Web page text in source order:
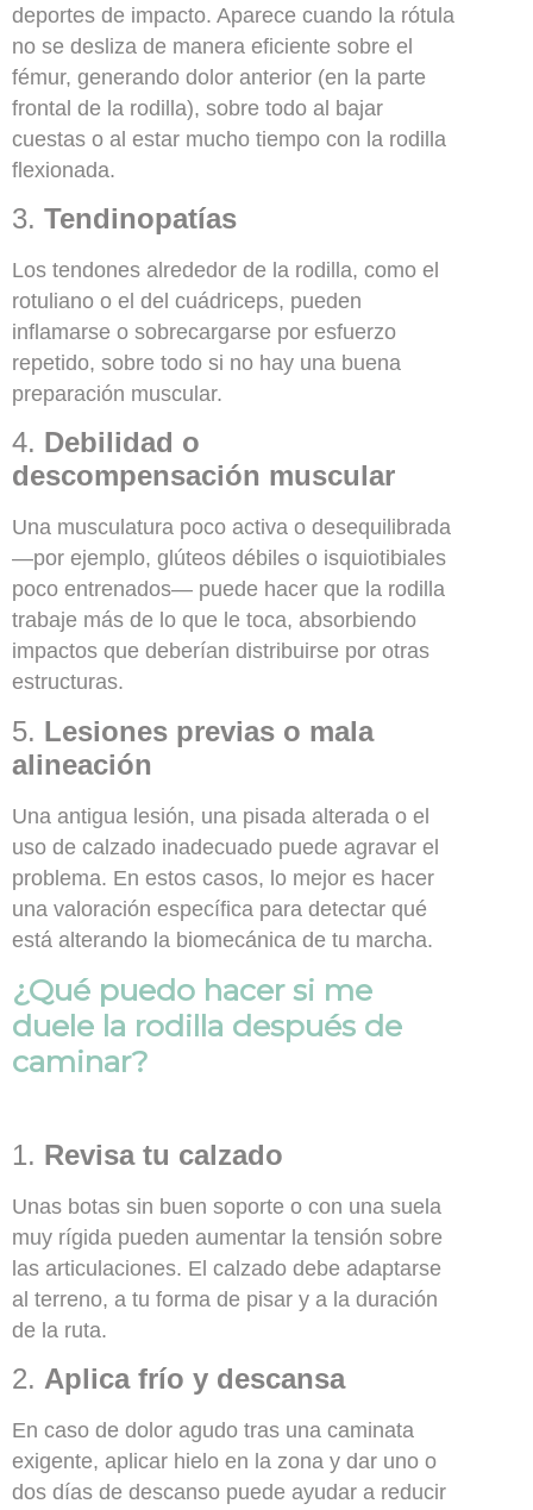
deportes de impacto. Aparece cuando la rótula
no se desliza de manera eficiente sobre el
fémur, generando dolor anterior (en la parte
frontal de la rodilla), sobre todo al bajar
cuestas o al estar mucho tiempo con la rodilla
flexionada.
3. Tendinopatías
Los tendones alrededor de la rodilla, como el
rotuliano o el del cuádriceps, pueden
inflamarse o sobrecargarse por esfuerzo
repetido, sobre todo si no hay una buena
preparación muscular.
4. Debilidad o
descompensación muscular
Una musculatura poco activa o desequilibrada
—por ejemplo, glúteos débiles o isquiotibiales
poco entrenados— puede hacer que la rodilla
trabaje más de lo que le toca, absorbiendo
impactos que deberían distribuirse por otras
estructuras.
5. Lesiones previas o mala
alineación
Una antigua lesión, una pisada alterada o el
uso de calzado inadecuado puede agravar el
problema. En estos casos, lo mejor es hacer
una valoración específica para detectar qué
está alterando la biomecánica de tu marcha.
¿Qué puedo hacer si me
duele la rodilla después de
caminar?
1. Revisa tu calzado
Unas botas sin buen soporte o con una suela
muy rígida pueden aumentar la tensión sobre
las articulaciones. El calzado debe adaptarse
al terreno, a tu forma de pisar y a la duración
de la ruta.
2. Aplica frío y descansa
En caso de dolor agudo tras una caminata
exigente, aplicar hielo en la zona y dar uno o
dos días de descanso puede ayudar a reducir